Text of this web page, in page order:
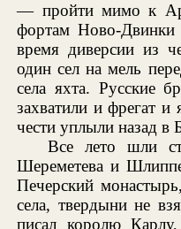
— пройти мимо к
фортам Ново-
время диверсии из
один сел на мель
села яхта. Русские
захватили и фрегат
чести уплыли назад в
Все лето шли
Шереметева и
Печерский
села, твердыни не
писал королю